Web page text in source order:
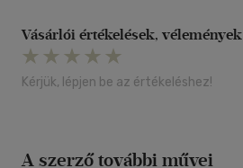
Vásárlói értékelések, vélemények
Kérjük, lépjen be az értékeléshez!
A szerző további művei